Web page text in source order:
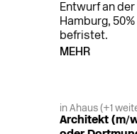
Entwurf an
Hamburg,
befristet.
MEHR
in Ahaus (+1
Architekt (m/